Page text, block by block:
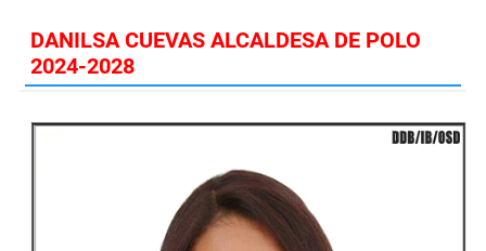
DANILSA CUEVAS ALCALDESA DE POLO
2024-2028